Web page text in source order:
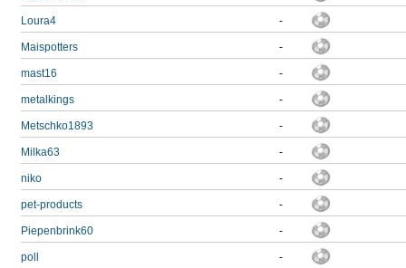
Loura4 -
Maispotters -
mast16 -
metalkings -
Metschko1893 -
Milka63 -
niko -
pet-products -
Piepenbrink60 -
poll -